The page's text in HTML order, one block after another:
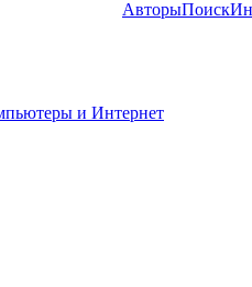
АвторыПоиск
и Интернет